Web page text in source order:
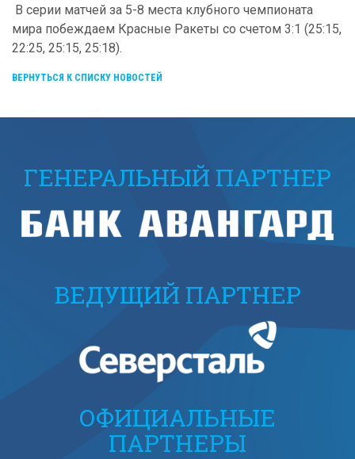
В серии матчей за 5-8 места клубного чемпионата
мира побеждаем Красные Ракеты со счетом 3:1 (25:15,
22:25, 25:15, 25:18).
ВЕРНУТЬСЯ К СПИСКУ НОВОСТЕЙ
ГЕНЕРАЛЬНЫЙ ПАРТНЕР
ВЕДУЩИЙ ПАРТНЕР
ОФИЦИАЛЬНЫЕ
ПАРТНЕРЫ